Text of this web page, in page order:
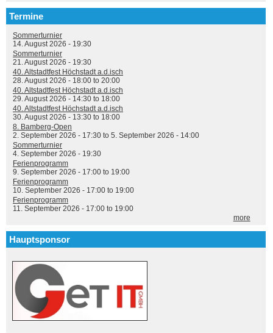
Termine
Sommerturnier
14. August 2026 - 19:30
Sommerturnier
21. August 2026 - 19:30
40. Altstadtfest Höchstadt a.d.isch
28. August 2026 - 18:00 to 20:00
40. Altstadtfest Höchstadt a.d.isch
29. August 2026 - 14:30 to 18:00
40. Altstadtfest Höchstadt a.d.isch
30. August 2026 - 13:30 to 18:00
8. Bamberg-Open
2. September 2026 - 17:30 to 5. September 2026 - 14:00
Sommerturnier
4. September 2026 - 19:30
Ferienprogramm
9. September 2026 - 17:00 to 19:00
Ferienprogramm
10. September 2026 - 17:00 to 19:00
Ferienprogramm
11. September 2026 - 17:00 to 19:00
more
Hauptsponsor